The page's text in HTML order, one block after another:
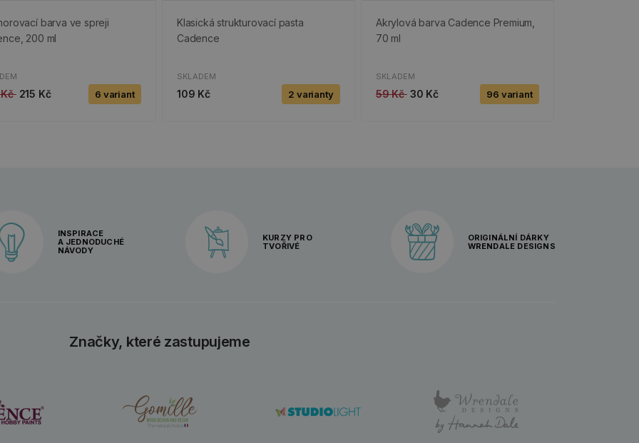
barva ve spreji
200 ml
215 Kč 6 variant
Klasická strukturovací pasta
Cadence
SKLADEM
109 Kč 2 varianty
Akrylová barva Cadence Premium,
70 ml
SKLADEM
59 Kč 30 Kč 96 variant
INSPIRACE
A JEDNODUCHÉ
NÁVODY
KURZY PRO
TVOŘIVÉ
ORIGINÁLNÍ DÁRKY
WRENDALE DESIGNS
Značky, které zastupujeme